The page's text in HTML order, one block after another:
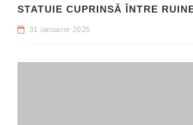
31 ianuarie 2025